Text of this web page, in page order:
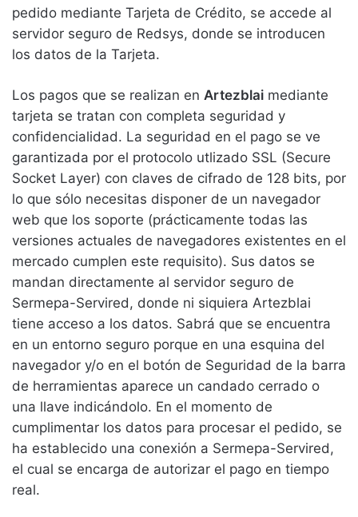
pedido mediante Tarjeta de Crédito, se accede al
servidor seguro de Redsys, donde se introducen
los datos de la Tarjeta.
Los pagos que se realizan en Artezblai mediante
tarjeta se tratan con completa seguridad y
confidencialidad. La seguridad en el pago se ve
garantizada por el protocolo utlizado SSL (Secure
Socket Layer) con claves de cifrado de 128 bits, por
lo que sólo necesitas disponer de un navegador
web que los soporte (prácticamente todas las
versiones actuales de navegadores existentes en el
mercado cumplen este requisito). Sus datos se
mandan directamente al servidor seguro de
Sermepa-Servired, donde ni siquiera Artezblai
tiene acceso a los datos. Sabrá que se encuentra
en un entorno seguro porque en una esquina del
navegador y/o en el botón de Seguridad de la barra
de herramientas aparece un candado cerrado o
una llave indicándolo. En el momento de
cumplimentar los datos para procesar el pedido, se
ha establecido una conexión a Sermepa-Servired,
el cual se encarga de autorizar el pago en tiempo
real.